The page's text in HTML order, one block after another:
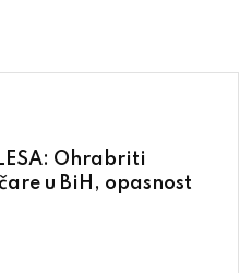
Ohrabriti
u BiH, opasnost